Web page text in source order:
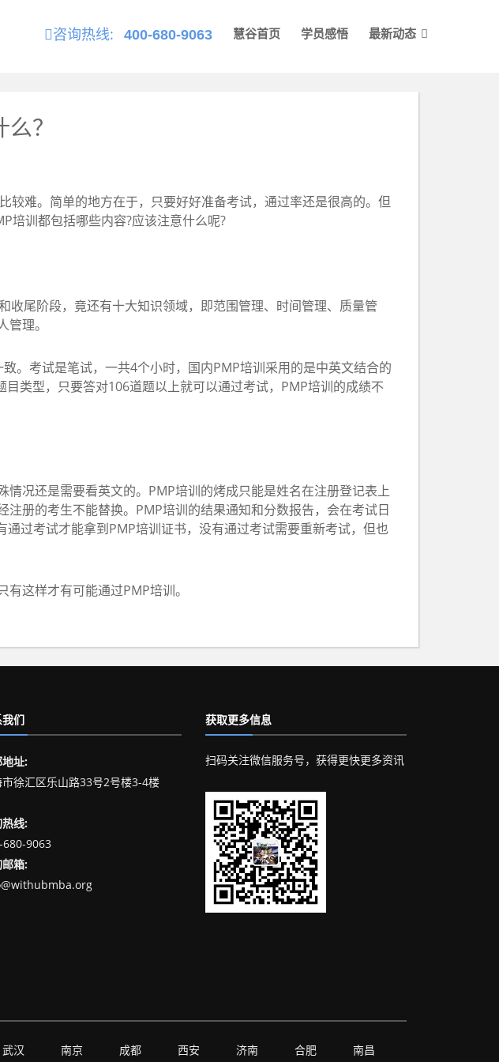
咨询热线: 400-680-9063 慧谷首页 学员感悟 最新动态
？
较难。简单的地方在于，只要好好准备考试，通过率还是很高的。但
培训都包括哪些内容?应该注意什么呢?
尾阶段，竟还有十大知识领域，即范围管理、时间管理、质量管
理。
考试是笔试，一共4个小时，国内PMP培训采用的是中英文结合的
类型，只要答对106道题以上就可以通过考试，PMP培训的成绩不
况还是需要看英文的。PMP培训的烤成只能是姓名在注册登记表上
册的考生不能替换。PMP培训的结果通知和分数报告，会在考试日
过考试才能拿到PMP培训证书，没有通过考试需要重新考试，但也
这样才有可能通过PMP培训。
们
地址:
市徐汇区乐山路33号2号楼3-4楼
线:
680-9063
箱:
获取更多信息
扫码关注微信服务号，获得更快更多资讯
武汉 南京 成都 西安 济南 合肥 南昌